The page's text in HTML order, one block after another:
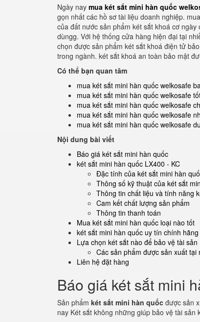
Ngày nay mua két sắt mini hàn quốc
gọn nhất các hồ sơ tài liệu doanh nghiệp.
của đất nước sản phẩm két sắt khoá cơ
dùngg. Với hệ thống cửa hàng hiện đại tại
chọn được sản phẩm két sắt khoá điện tử
trong ngành. két sắt khoá an toàn bảo mật
Có thể bạn quan tâm
mua két sắt mini hàn quốc welkosafe
mua két sắt mini hàn quốc welkosafe
mua két sắt mini hàn quốc welkosafe
mua két sắt mini hàn quốc welkosafe
mua két sắt mini hàn quốc welkosafe
Nội dung bài viết
Báo giá két sắt mini hàn quốc
két sắt mini hàn quốc LX400 - KC
Đặc tính của két sắt mini hàn
Thông số kỹ thuật của két sắt
Thông tin chất liệu và tính năng
Cam kết chất lượng sản phẩm
Thông tin thanh toán
Mua két sắt mini hàn quốc loại nào tốt
két sắt mini hàn quốc uy tín chính hãng
Lựa chọn két sắt nào để bảo vệ tài sản
Các sản phẩm được sản xuất tại
Liên hệ đặt hàng
Báo giá két sắt mini
Sản phẩm két sắt mini hàn quốc được sản
nay Két sắt không những giúp bảo vệ tài